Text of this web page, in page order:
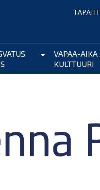
VAPAA-AIKA
KULTTUURI